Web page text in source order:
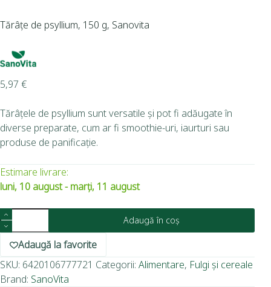
Tărâțe de psyllium, 150 g, Sanovita
5,97 €
Tărâțele de psyllium sunt versatile și pot fi adăugate în
diverse preparate, cum ar fi smoothie-uri, iaurturi sau
produse de panificație.
Estimare livrare:
luni, 10 august - marți, 11 august
Adaugă în coș
Adaugă la favorite
SKU: 6420106777721 Categorii: Alimentare, Fulgi și cereale
Brand: SanoVita